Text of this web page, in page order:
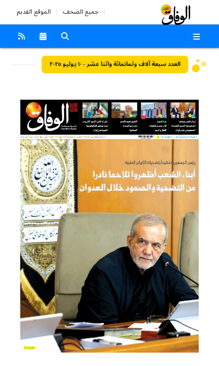
جميع الصحف الموقع القديم
العدد سبعة آلاف وثمانمائة واثنا عشر - ١٠ يوليو ٢٠٢٥